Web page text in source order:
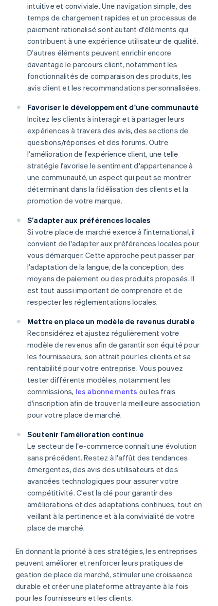
intuitive et conviviale. Une navigation simple, des
temps de chargement rapides et un processus de
paiement rationalisé sont autant d'éléments qui
contribuent à une expérience utilisateur de qualité.
D'autres éléments peuvent enrichir encore
davantage le parcours client, notamment les
fonctionnalités de comparaison des produits, les
avis client et les recommandations personnalisées.
Favoriser le développement d'une communauté
Incitez les clients à interagir et à partager leurs
expériences à travers des avis, des sections de
questions/réponses et des forums. Outre
l'amélioration de l'expérience client, une telle
stratégie favorise le sentiment d'appartenance à
une communauté, un aspect qui peut se montrer
déterminant dans la fidélisation des clients et la
promotion de votre marque.
S'adapter aux préférences locales
Si votre place de marché exerce à l'international, il
convient de l'adapter aux préférences locales pour
vous démarquer. Cette approche peut passer par
l'adaptation de la langue, de la conception, des
moyens de paiement ou des produits proposés. Il
est tout aussi important de comprendre et de
respecter les réglementations locales.
Mettre en place un modèle de revenus durable
Reconsidérez et ajustez régulièrement votre
modèle de revenus afin de garantir son équité pour
les fournisseurs, son attrait pour les clients et sa
rentabilité pour votre entreprise. Vous pouvez
tester différents modèles, notamment les
commissions, les abonnements ou les frais
d'inscription afin de trouver la meilleure association
pour votre place de marché.
Soutenir l'amélioration continue
Le secteur de l'e-commerce connaît une évolution
sans précédent. Restez à l'affût des tendances
émergentes, des avis des utilisateurs et des
avancées technologiques pour assurer votre
compétitivité. C'est la clé pour garantir des
améliorations et des adaptations continues, tout en
veillant à la pertinence et à la convivialité de votre
place de marché.
En donnant la priorité à ces stratégies, les entreprises
peuvent améliorer et renforcer leurs pratiques de
gestion de place de marché, stimuler une croissance
durable et créer une plateforme attrayante à la fois
pour les fournisseurs et les clients.